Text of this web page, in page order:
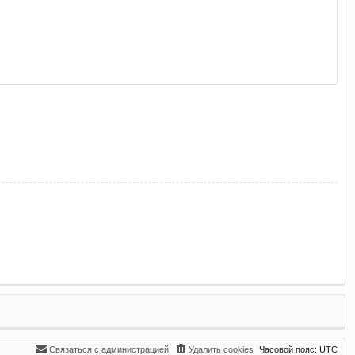
Часовой пояс: UTC
Удалить cookies
Связаться с администрацией